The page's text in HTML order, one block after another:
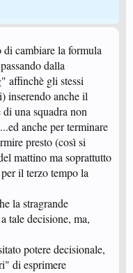
di cambiare la formula
dalla
gli stessi
inserendo anche il
una squadra non
anche per terminare
presto (così si
mattino ma soprattutto
il terzo tempo la
la stragrande
tale decisione, ma,
potere decisionale,
di esprimere